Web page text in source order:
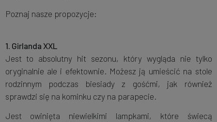
Poznaj nasze propozycje:
1. Girlanda XXL
Jest to absolutny hit sezonu, który wygląda nie tylko
oryginalnie ale i efektownie. Możesz ją umieścić na stole
rodzinnym podczas biesiady z gośćmi, jak również
sprawdzi się na kominku czy na parapecie.
Jest owinięta niewielkimi lampkami, które świecą